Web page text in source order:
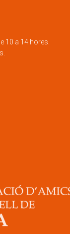
10 a 14 hores.